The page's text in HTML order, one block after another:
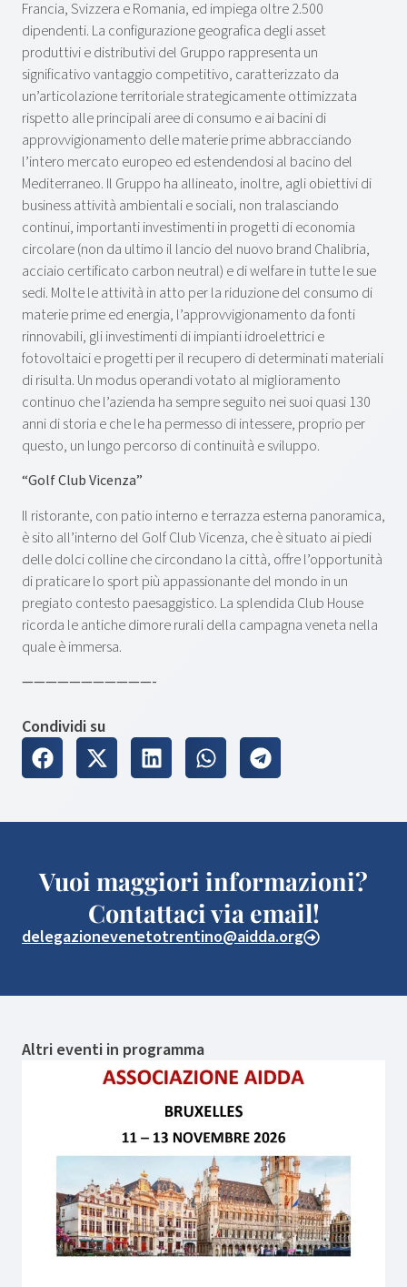
Francia, Svizzera e Romania, ed impiega oltre 2.500
dipendenti. La configurazione geografica degli asset
produttivi e distributivi del Gruppo rappresenta un
significativo vantaggio competitivo, caratterizzato da
un’articolazione territoriale strategicamente ottimizzata
rispetto alle principali aree di consumo e ai bacini di
approvvigionamento delle materie prime abbracciando
l’intero mercato europeo ed estendendosi al bacino del
Mediterraneo. Il Gruppo ha allineato, inoltre, agli obiettivi di
business attività ambientali e sociali, non tralasciando
continui, importanti investimenti in progetti di economia
circolare (non da ultimo il lancio del nuovo brand Chalibria,
acciaio certificato carbon neutral) e di welfare in tutte le sue
sedi. Molte le attività in atto per la riduzione del consumo di
materie prime ed energia, l’approvvigionamento da fonti
rinnovabili, gli investimenti di impianti idroelettrici e
fotovoltaici e progetti per il recupero di determinati materiali
di risulta. Un modus operandi votato al miglioramento
continuo che l’azienda ha sempre seguito nei suoi quasi 130
anni di storia e che le ha permesso di intessere, proprio per
questo, un lungo percorso di continuità e sviluppo.
“Golf Club Vicenza”
Il ristorante, con patio interno e terrazza esterna panoramica,
è sito all’interno del Golf Club Vicenza, che è situato ai piedi
delle dolci colline che circondano la città, offre l’opportunità
di praticare lo sport più appassionante del mondo in un
pregiato contesto paesaggistico. La splendida Club House
ricorda le antiche dimore rurali della campagna veneta nella
quale è immersa.
———————————-
Condividi su
Vuoi maggiori informazioni?
Contattaci via email!
delegazionevenetotrentino@aidda.org
Altri eventi in programma